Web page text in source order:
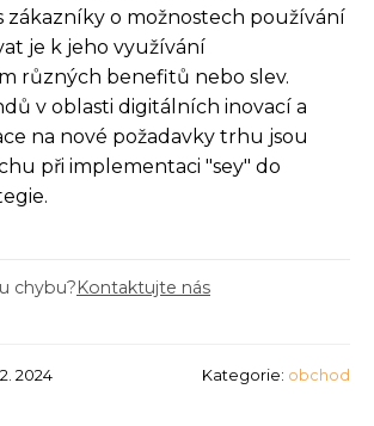
zákazníky o možnostech používání
je k jeho využívání
různých benefitů nebo slev.
v oblasti digitálních inovací a
na nové požadavky trhu jsou
při implementaci "sey" do
chybu?Kontaktujte nás
2024 Kategorie: obchod